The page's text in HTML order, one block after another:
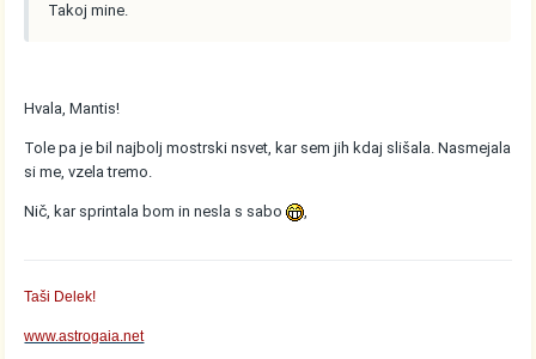
Takoj mine.
Hvala, Mantis!
Tole pa je bil najbolj mostrski nsvet, kar sem jih kdaj slišala. Nasmejala
si me, vzela tremo.
Nič, kar sprintala bom in nesla s sabo ,
Taši Delek!
www.astrogaia.net